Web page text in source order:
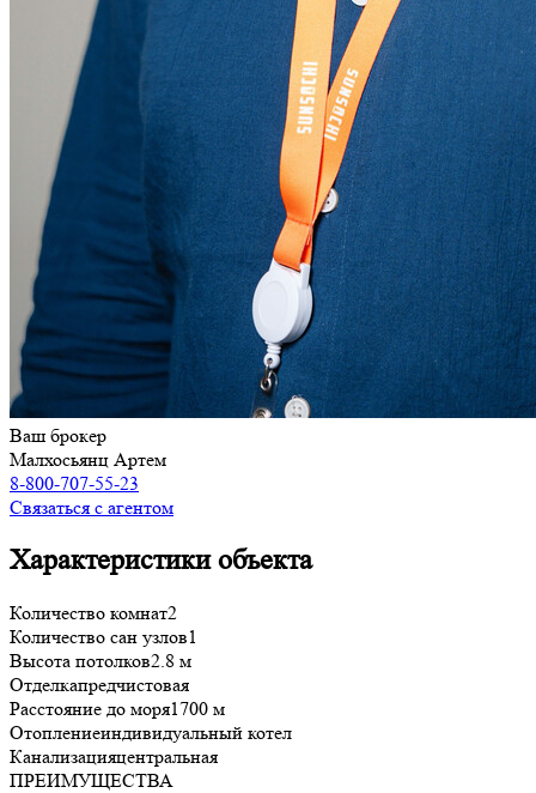
Ваш брокер
Малхосьянц Артем
8-800-707-55-23
Связаться с агентом
Характеристики объекта
Количество комнат2
Количество сан узлов1
Высота потолков2.8 м
Отделкапредчистовая
Расстояние до моря1700 м
Отоплениеиндивидуальный котел
Канализацияцентральная
ПРЕИМУЩЕСТВА